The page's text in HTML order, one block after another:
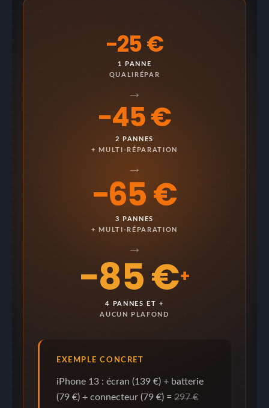
−25 €
1 PANNE
QUALIRÉPAR
→
−45 €
2 PANNES
+ MULTI-RÉPARATION
→
−65 €
3 PANNES
+ MULTI-RÉPARATION
→
−85 €+
4 PANNES ET +
AUCUN PLAFOND
EXEMPLE CONCRET
iPhone 13 : écran (139 €) + batterie
(79 €) + connecteur (79 €) = 297 €